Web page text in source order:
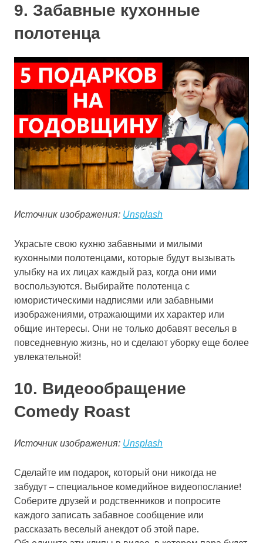
9. Забавные кухонные
полотенца
Источник изображения: Unsplash
Украсьте свою кухню забавными и милыми
кухонными полотенцами, которые будут вызывать
улыбку на их лицах каждый раз, когда они ими
воспользуются. Выбирайте полотенца с
юмористическими надписями или забавными
изображениями, отражающими их характер или
общие интересы. Они не только добавят веселья в
повседневную жизнь, но и сделают уборку еще более
увлекательной!
10. Видеообращение
Comedy Roast
Источник изображения: Unsplash
Сделайте им подарок, который они никогда не
забудут – специальное комедийное видеопослание!
Соберите друзей и родственников и попросите
каждого записать забавное сообщение или
рассказать веселый анекдот об этой паре.